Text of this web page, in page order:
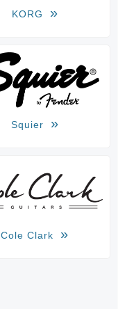
KORG
Squier
Cole Clark